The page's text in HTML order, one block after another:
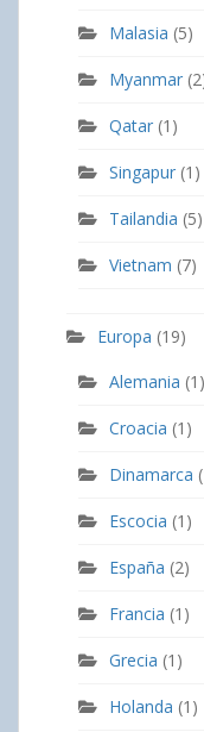
Malasia (5)
Myanmar
Qatar (1)
Singapur (1)
Tailandia (5)
Vietnam (7)
Europa (19)
Alemania (1)
Croacia (1)
Dinamarca
Escocia (1)
España (2)
Francia (1)
Grecia (1)
Holanda (1)